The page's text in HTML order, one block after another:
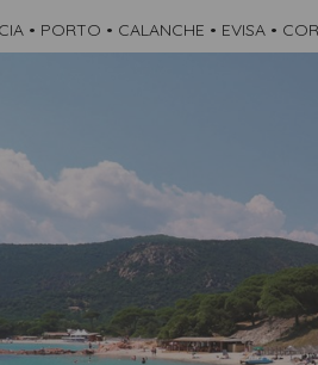
• PORTO • CALANCHE • EVISA •